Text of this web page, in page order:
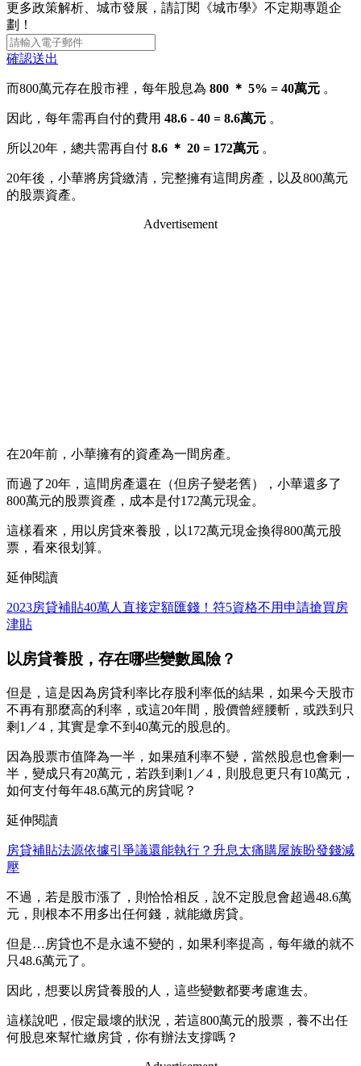
更多政策解析、城市發展，請訂閱《城市學》不定期專題企
劃！
確認送出
而800萬元存在股市裡，每年股息為 800 ＊ 5% = 40萬元 。
因此，每年需再自付的費用 48.6 - 40 = 8.6萬元 。
所以20年，總共需再自付 8.6 ＊ 20 = 172萬元 。
20年後，小華將房貸繳清，完整擁有這間房產，以及800萬元
的股票資產。
Advertisement
在20年前，小華擁有的資產為一間房產。
而過了20年，這間房產還在（但房子變老舊），小華還多了
800萬元的股票資產，成本是付172萬元現金。
這樣看來，用以房貸來養股，以172萬元現金換得800萬元股
票，看來很划算。
延伸閱讀
2023房貸補貼40萬人直接定額匯錢！符5資格不用申請搶買房
津貼
以房貸養股，存在哪些變數風險？
但是，這是因為房貸利率比存股利率低的結果，如果今天股市
不再有那麼高的利率，或這20年間，股價曾經腰斬，或跌到只
剩1／4，其實是拿不到40萬元的股息的。
因為股票市值降為一半，如果殖利率不變，當然股息也會剩一
半，變成只有20萬元，若跌到剩1／4，則股息更只有10萬元，
如何支付每年48.6萬元的房貸呢？
延伸閱讀
房貸補貼法源依據引爭議還能執行？升息太痛購屋族盼發錢減
壓
不過，若是股市漲了，則恰恰相反，說不定股息會超過48.6萬
元，則根本不用多出任何錢，就能繳房貸。
但是…房貸也不是永遠不變的，如果利率提高，每年繳的就不
只48.6萬元了。
因此，想要以房貸養股的人，這些變數都要考慮進去。
這樣說吧，假定最壞的狀況，若這800萬元的股票，養不出任
何股息來幫忙繳房貸，你有辦法支撐嗎？